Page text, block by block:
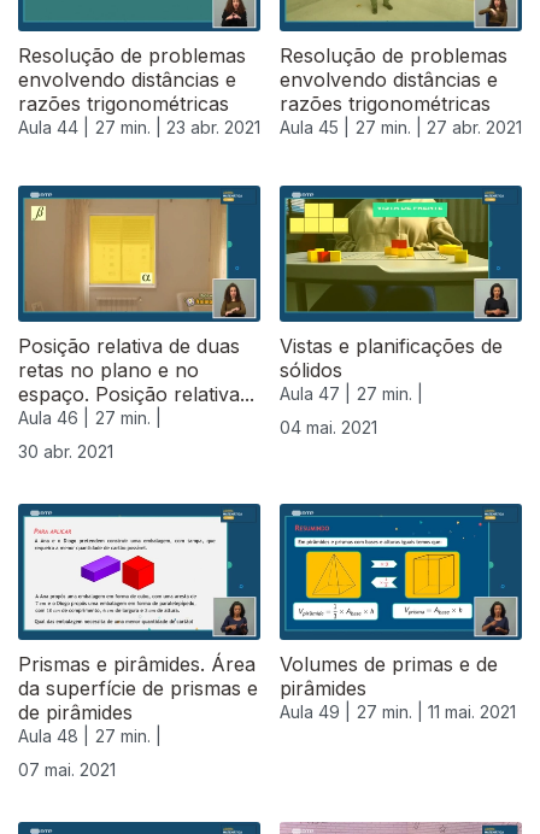
Resolução de problemas
envolvendo distâncias e
razões trigonométricas
Aula 44 | 27 min. | 23 abr. 2021
Resolução de problemas
envolvendo distâncias e
razões trigonométricas
Aula 45 | 27 min. | 27 abr. 2021
Posição relativa de duas
retas no plano e no
espaço. Posição relativa...
Aula 46 |
27 min. |
30 abr. 2021
Vistas e planificações de
sólidos
Aula 47 |
27 min. |
04 mai. 2021
541409
Prismas e pirâmides. Área
da superfície de prismas e
de pirâmides
Aula 48 |
27 min. |
07 mai. 2021
Volumes de primas e de
pirâmides
Aula 49 | 27 min. | 11 mai. 2021